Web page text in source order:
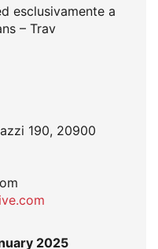
esclusivamente a
– Trav
190, 20900
2025